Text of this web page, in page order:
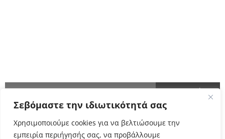
Σεβόμαστε την ιδιωτικότητά σας
Χρησιμοποιούμε cookies για να βελτιώσουμε την
εμπειρία περιήγησής σας, να προβάλλουμε